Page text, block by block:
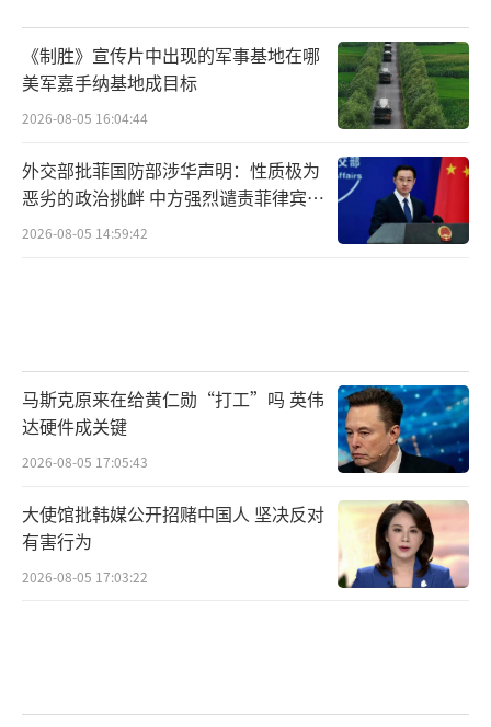
聚居地区，影片有望凭借民族情感和集体记忆
获得稳定的票房支持。（责任编辑：卢其龙 CM0882）
《制胜》宣传片中出现的军事基地在哪
美军嘉手纳基地成目标
2026-08-05 16:04:44
外交部批菲国防部涉华声明：性质极为
恶劣的政治挑衅 中方强烈谴责菲律宾行
为
2026-08-05 14:59:42
马斯克原来在给黄仁勋“打工”吗 英伟
达硬件成关键
2026-08-05 17:05:43
大使馆批韩媒公开招赌中国人 坚决反对
有害行为
2026-08-05 17:03:22